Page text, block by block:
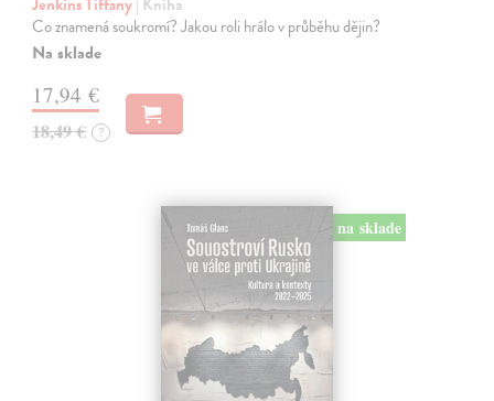
Co znamená soukromí? Jakou roli hrálo v průběhu dějin?
Na sklade
17,94 €
18,49 € ?
na sklade